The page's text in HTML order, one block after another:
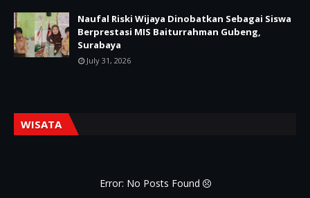
Naufal Riski Wijaya Dinobatkan Sebagai Siswa
Berprestasi MIS Baiturrahman Gubeng,
Surabaya
July 31, 2026
WISATA
Error: No Posts Found